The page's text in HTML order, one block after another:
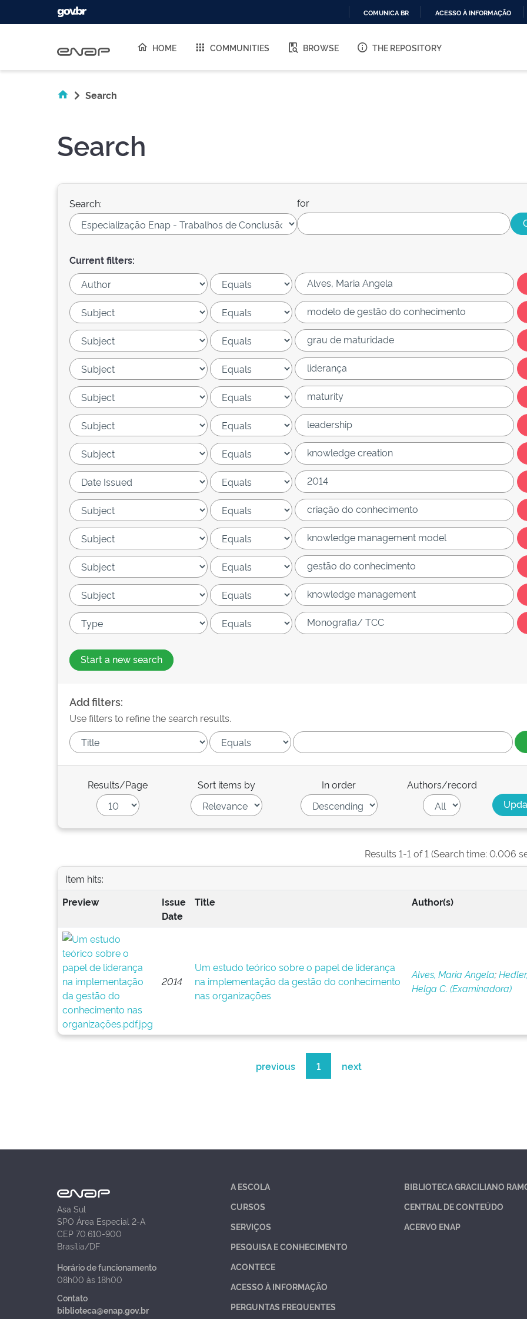
O
COMUNICA BR ACESSO À INFORMAÇÃO
HOME COMMUNITIES BROWSE THE REPOSITORY
Search
Search
Search: for
Current filters:
Start a new search
Add filters:
Use filters to refine the search results.
Results/Page Sort items by In order Authors/record
Results 1-1 of 1 (Search time: 0.006
Item hits:
Preview
Issue
Date
Title Author(s)
2014
Um estudo teórico sobre o papel de liderança
na implementação da gestão do conhecimento
nas organizações
Alves, Maria Angela;Hedler,
Helga C. (Examinadora)
previous 1 next
Asa Sul
SPO Área Especial 2-A
CEP 70.610-900
Brasília/DF
Horário de funcionamento
08h00 às 18h00
Contato
biblioteca@enap.gov.br
A ESCOLA
CURSOS
SERVIÇOS
PESQUISA E CONHECIMENTO
ACONTECE
ACESSO À INFORMAÇÃO
PERGUNTAS FREQUENTES
BIBLIOTECA GRACILIANO
CENTRAL DE CONTEÚDO
ACERVO ENAP